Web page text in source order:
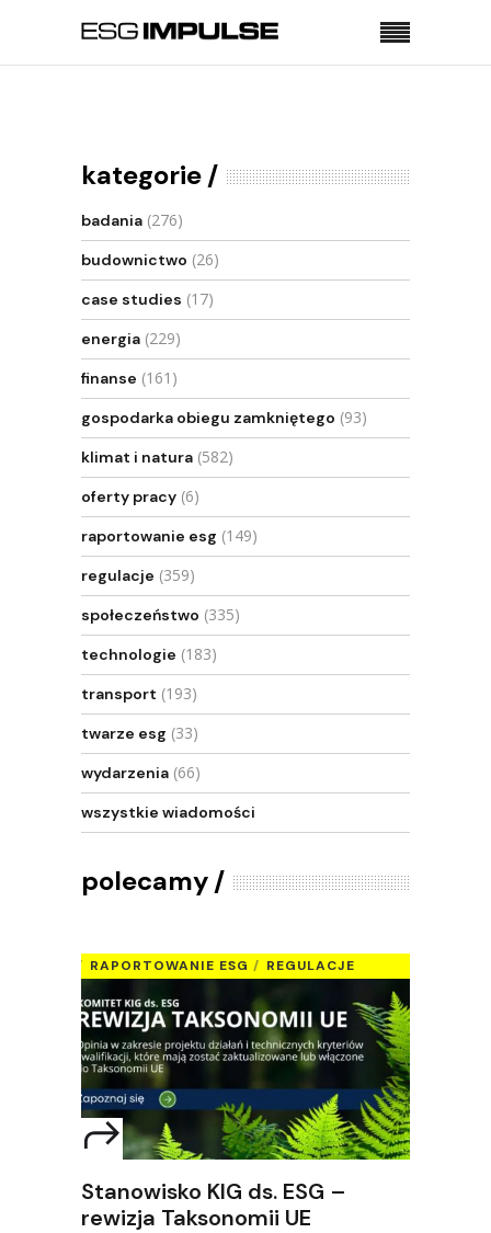
kategorie
badania (276)
budownictwo (26)
case studies (17)
energia (229)
finanse (161)
gospodarka obiegu zamkniętego (93)
klimat i natura (582)
oferty pracy (6)
raportowanie esg (149)
regulacje (359)
społeczeństwo (335)
technologie (183)
transport (193)
twarze esg (33)
wydarzenia (66)
wszystkie wiadomości
polecamy
RAPORTOWANIE ESG REGULACJE
Stanowisko KIG ds. ESG –
rewizja Taksonomii UE